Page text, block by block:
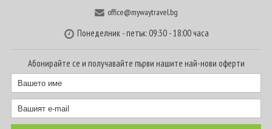
office@mywaytravel.bg
Понеделник - петък: 09:30 - 18:00 часа
Абонирайте се и получавайте първи нашите най-нови оферти